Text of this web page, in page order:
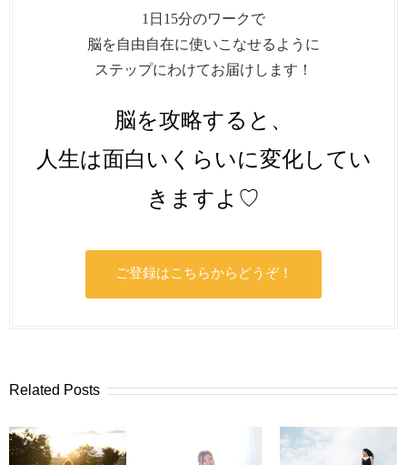
1日15分のワークで
脳を自由自在に使いこなせるように
ステップにわけてお届けします！
脳を攻略すると、
人生は面白いくらいに変化してい
きますよ♡
ご登録はこちらからどうぞ！
Related Posts